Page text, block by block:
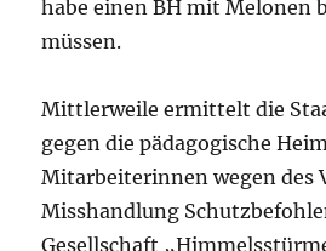
habe einen BH mit Melonen
müssen.
Mittlerweile ermittelt die
gegen die pädagogische
Mitarbeiterinnen wegen des
Misshandlung
Gesellschaft